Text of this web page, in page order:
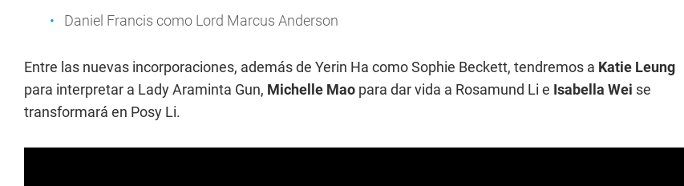
Daniel Francis como Lord Marcus Anderson
Entre las nuevas incorporaciones, además de Yerin Ha como Sophie Beckett, tendremos a Katie Leung
para interpretar a Lady Araminta Gun, Michelle Mao para dar vida a Rosamund Li e Isabella Wei se
transformará en Posy Li.